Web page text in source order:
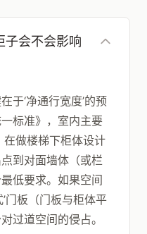
子会不会影响
于‘净通行宽度’的预
标准》，室内主要
在做楼梯下柜体设计
到对面墙体（或栏
低要求。如果空间
门板（门板与柜体平
过道空间的侵占。